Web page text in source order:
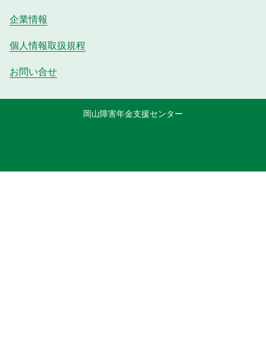
企業情報
個人情報取扱規程
お問い合せ
岡山障害年金支援センター